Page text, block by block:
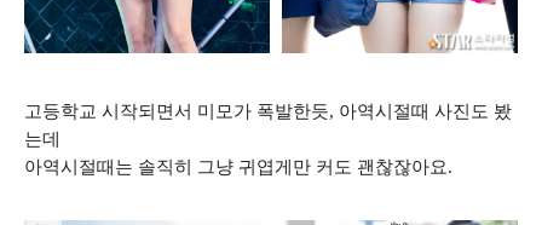
고등학교 시작되면서 미모가 폭발한듯, 아역시절때 사진도 봤
는데
아역시절때는 솔직히 그냥 귀엽게만 커도 괜찮잖아요.